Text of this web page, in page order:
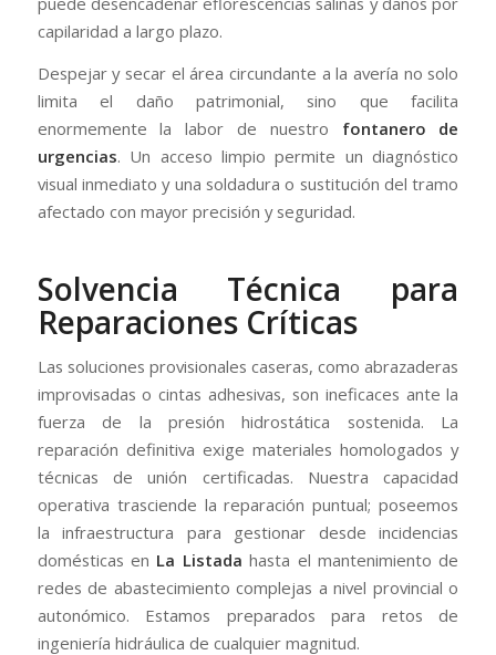
capilaridad a largo plazo.
Despejar y secar el área circundante a la avería no solo
limita el daño patrimonial, sino que facilita
enormemente la labor de nuestro fontanero de
urgencias. Un acceso limpio permite un diagnóstico
visual inmediato y una soldadura o sustitución del tramo
afectado con mayor precisión y seguridad.
Solvencia Técnica para
Reparaciones Críticas
Las soluciones provisionales caseras, como abrazaderas
improvisadas o cintas adhesivas, son ineficaces ante la
fuerza de la presión hidrostática sostenida. La
reparación definitiva exige materiales homologados y
técnicas de unión certificadas. Nuestra capacidad
operativa trasciende la reparación puntual; poseemos
la infraestructura para gestionar desde incidencias
domésticas en La Listada hasta el mantenimiento de
redes de abastecimiento complejas a nivel provincial o
autonómico. Estamos preparados para retos de
ingeniería hidráulica de cualquier magnitud.